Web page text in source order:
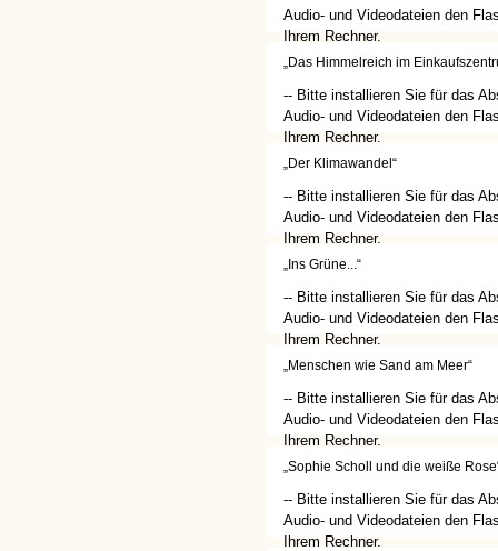
Audio- und Videodateien den
Ihrem Rechner.
(http://get.adobe.com/de/
„Das Himmelreich im
-- Bitte installieren Sie für das
Audio- und Videodateien den
Ihrem Rechner.
(http://get.adobe.com/de/
„Der Klimawandel“
-- Bitte installieren Sie für das
Audio- und Videodateien den
Ihrem Rechner.
(http://get.adobe.com/de/
„Ins Grüne...“
-- Bitte installieren Sie für das
Audio- und Videodateien den
Ihrem Rechner.
(http://get.adobe.com/de/
„Menschen wie Sand am Meer“
-- Bitte installieren Sie für das
Audio- und Videodateien den
Ihrem Rechner.
(http://get.adobe.com/de/
„Sophie Scholl und die weiße
-- Bitte installieren Sie für das
Audio- und Videodateien den
Ihrem Rechner.